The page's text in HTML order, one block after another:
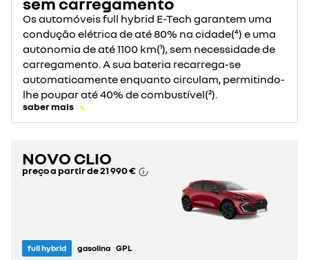
Os automóveis full hybrid E-Tech garantem uma
condução elétrica de até 80% na cidade(⁴) e uma
autonomia de até 1100 km(¹), sem necessidade de
carregamento. A sua bateria recarrega-se
automaticamente enquanto circulam, permitindo-
lhe poupar até 40% de combustível(²).
saber mais
NOVO CLIO
preço a partir de21 990 €
full hybrid gasolina GPL